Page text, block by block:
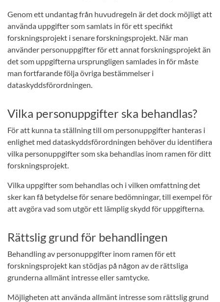
Genom ett undantag från huvudregeln är det dock möjligt att
använda uppgifter som samlats in för ett specifikt
forskningsprojekt i senare forskningsprojekt. När man
använder personuppgifter för ett annat forskningsprojekt än
det som uppgifterna ursprungligen samlades in för måste
man fortfarande följa övriga bestämmelser i
dataskyddsförordningen.
Vilka personuppgifter ska behandlas?
För att kunna ta ställning till om personuppgifter hanteras i
enlighet med dataskyddsförordningen behöver du identifiera
vilka personuppgifter som ska behandlas inom ramen för ditt
forskningsprojekt.
Vilka uppgifter som behandlas och i vilken omfattning det
sker kan få betydelse för senare bedömningar, till exempel för
att avgöra vad som utgör ett lämplig skydd för uppgifterna.
Rättslig grund för behandlingen
Behandling av personuppgifter inom ramen för ett
forskningsprojekt kan stödjas på någon av de rättsliga
grunderna allmänt intresse eller samtycke.
Möjligheten att använda allmänt intresse som rättslig grund